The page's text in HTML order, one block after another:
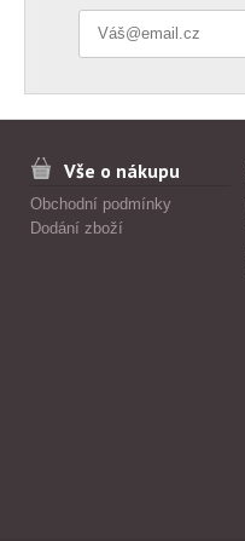
Vše o nákupu
Obchodní podmínky
Dodání zboží